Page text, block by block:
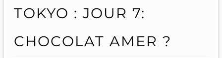
TOKYO : JOUR 7:
CHOCOLAT AMER ?